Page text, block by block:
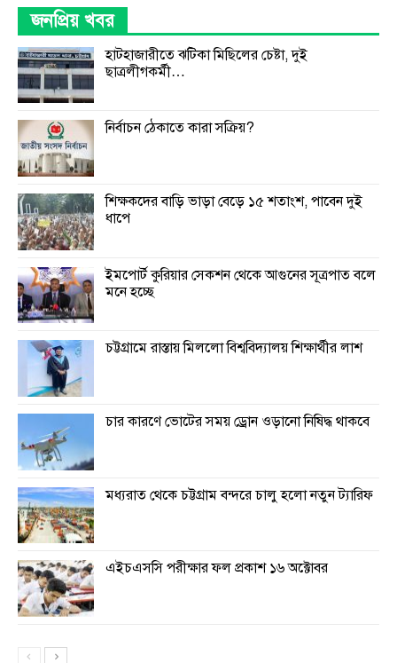
জনপ্রিয় খবর
হাটহাজারীতে ঝটিকা মিছিলের চেষ্টা, দুই
ছাত্রলীগকর্মী…
নির্বাচন ঠেকাতে কারা সক্রিয়?
শিক্ষকদের বাড়ি ভাড়া বেড়ে ১৫ শতাংশ, পাবেন দুই
ধাপে
ইমপোর্ট কুরিয়ার সেকশন থেকে আগুনের সূত্রপাত বলে
মনে হচ্ছে
চট্টগ্রামে রাস্তায় মিললো বিশ্ববিদ্যালয় শিক্ষার্থীর লাশ
চার কারণে ভোটের সময় ড্রোন ওড়ানো নিষিদ্ধ থাকবে
মধ্যরাত থেকে চট্টগ্রাম বন্দরে চালু হলো নতুন ট্যারিফ
এইচএসসি পরীক্ষার ফল প্রকাশ ১৬ অক্টোবর